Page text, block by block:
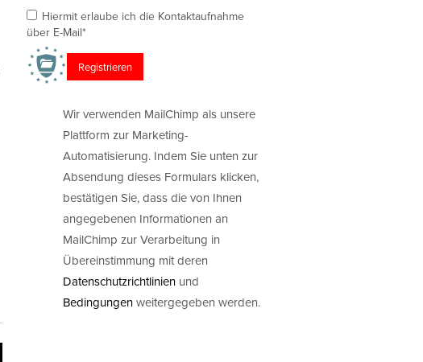
Hiermit erlaube ich die Kontaktaufnahme
über E-Mail*
Wir verwenden MailChimp als unsere
Plattform zur Marketing-
Automatisierung. Indem Sie unten zur
Absendung dieses Formulars klicken,
bestätigen Sie, dass die von Ihnen
angegebenen Informationen an
MailChimp zur Verarbeitung in
Übereinstimmung mit deren
Datenschutzrichtlinien und
Bedingungenweitergegeben werden.